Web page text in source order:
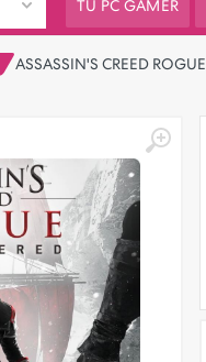
TU PC GAMER
ASSASSIN'S CREED